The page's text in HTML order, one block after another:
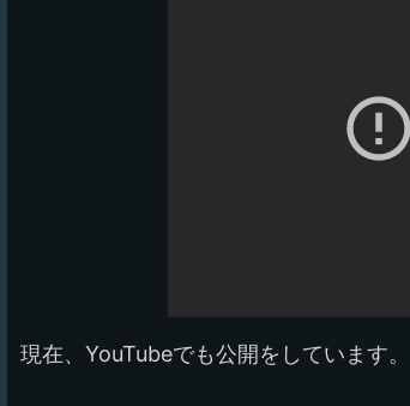
現在、YouTubeでも公開をしています。